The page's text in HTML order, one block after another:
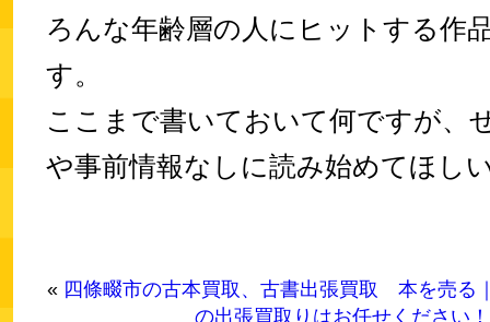
ろんな年齢層の人にヒットする作
す。
ここまで書いておいて何ですが、
や事前情報なしに読み始めてほし
« 四條畷市の古本買取、古書出張買取
本を売る
の出張買取りはお任せください！